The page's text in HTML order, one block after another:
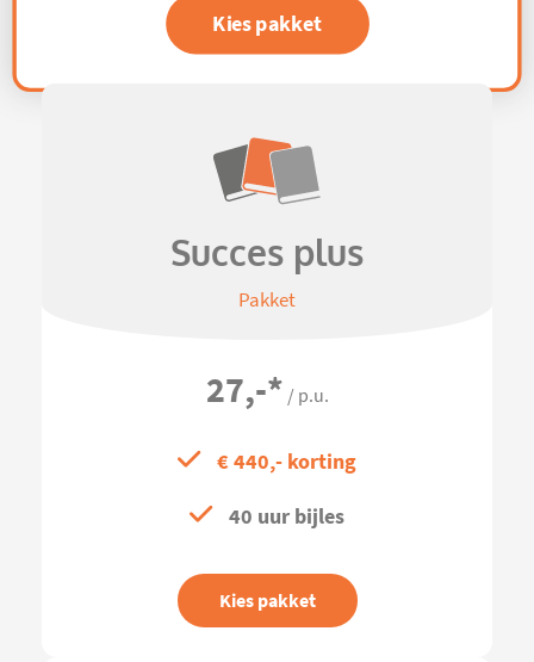
Kies pakket
Succes plus
Pakket
27,-* / p.u.
€ 440,- korting
40 uur bijles
Kies pakket